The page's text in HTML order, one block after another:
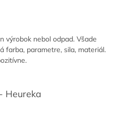
výrobok nebol odpad. Všade
farba, parametre, sila, materiál.
Heureka